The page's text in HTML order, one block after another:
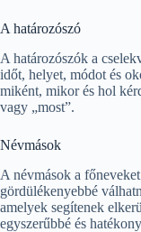
A határozószó
A határozószók a
időt, helyet, módot és
miként, mikor és hol
vagy „most”.
Névmások
A névmások a
gördülékenyebbé
amelyek segítenek
egyszerűbbé és